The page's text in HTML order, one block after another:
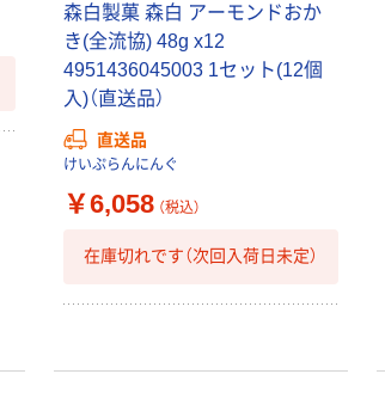
森白製菓 森白 アーモンドおか
き(全流協) 48g x12
4951436045003 1セット(12個
入)（直送品）
直送品
けいぷらんにんぐ
￥6,058 （税込）
在庫切れです（次回入荷日未定）